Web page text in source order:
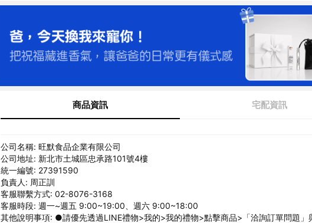
商品資訊 宅配資訊
公司名稱: 旺默食品企業有限公司
公司地址: 新北市土城區忠承路101號4樓
統一編號: 27391590
負責人: 周正訓
客服聯繫方式: 02-8076-3168
客服時段: 週一~週五 9:00~19:00、週六 9:00~18:00
其他說明事項: ●請優先透過LINE禮物>我的>我的禮物>點擊商品>「洽詢訂單問題」